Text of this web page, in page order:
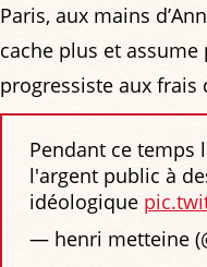
Paris, aux mains
cache plus et
progressiste aux
Pendant ce temps
l'argent public à
idéologique
— henri metteine